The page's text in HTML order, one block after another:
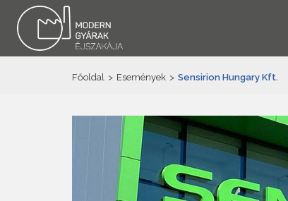
Főoldal > Események > Sensirion Hungary Kft.